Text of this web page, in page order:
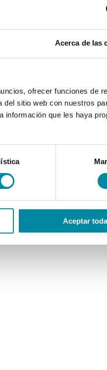
Acerca de las
ofrecer funciones de
del sitio web con nuestros
información que les haya
Aceptar